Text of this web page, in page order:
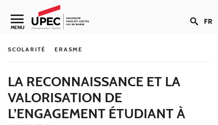
Aller au contenu
Navigation secondaire
MENU FR
SCOLARITÉ ERASME
LA RECONNAISSANCE ET LA
VALORISATION DE
L’ENGAGEMENT ÉTUDIANT À